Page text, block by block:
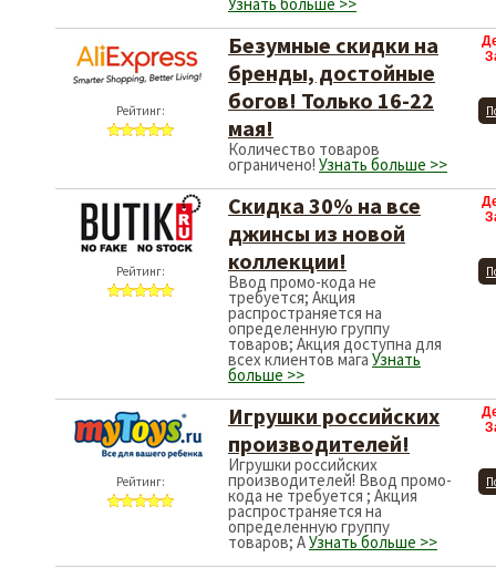
Рейтинг:
Безумные скидки на
бренды, достойные
богов! Только 16-22
мая!
Количество товаров
ограничено! Узнать больше >>
Рейтинг:
Скидка 30% на все
джинсы из новой
коллекции!
Ввод промо-кода не
требуется; Акция
распространяется на
определенную группу
товаров; Акция доступна для
всех клиентов мага Узнать
больше >>
Рейтинг:
Игрушки российских
производителей!
Игрушки российских
производителей! Ввод промо-
кода не требуется ; Акция
распространяется на
определенную группу
товаров; АУзнать больше >>